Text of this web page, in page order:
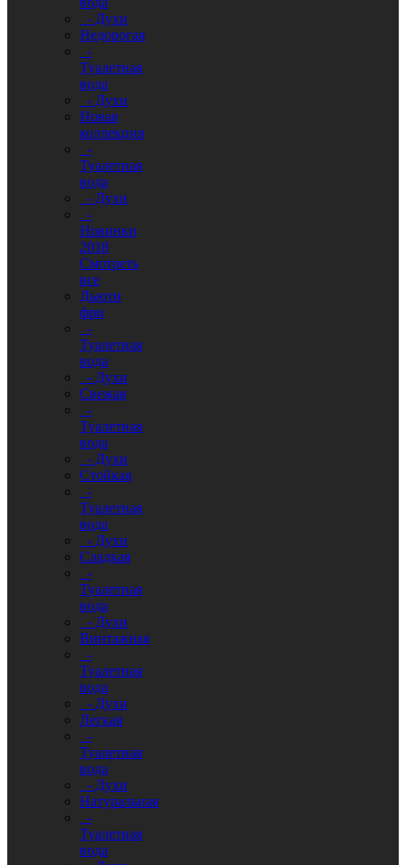
- Духи
Недорогая
-
Туалетная
вода
- Духи
Новая
коллекция
-
Туалетная
вода
- Духи
-
Новинки
2018
Смотреть
все
Дьюти
фри
-
Туалетная
вода
- Духи
Свежая
-
Туалетная
вода
- Духи
Стойкая
-
Туалетная
вода
- Духи
Сладкая
-
Туалетная
вода
- Духи
Винтажная
-
Туалетная
вода
- Духи
Легкая
-
Туалетная
вода
- Духи
Натуральная
-
Туалетная
вода